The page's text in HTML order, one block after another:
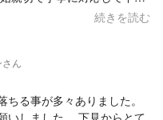
本当に良かったです。 あり
続きを読む
ん
る事が多々ありました。
いしました。 下見からとて